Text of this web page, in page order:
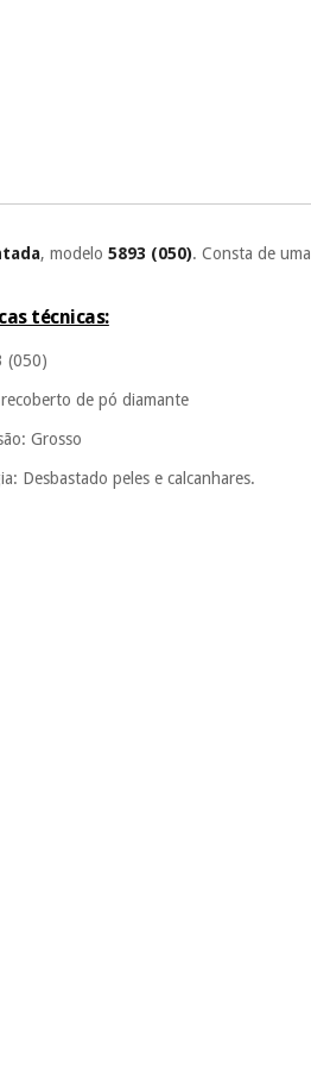
, modelo5893 (050). Consta de uma
técnicas:
(050)
de pó diamante
Grosso
Desbastado peles e calcanhares.